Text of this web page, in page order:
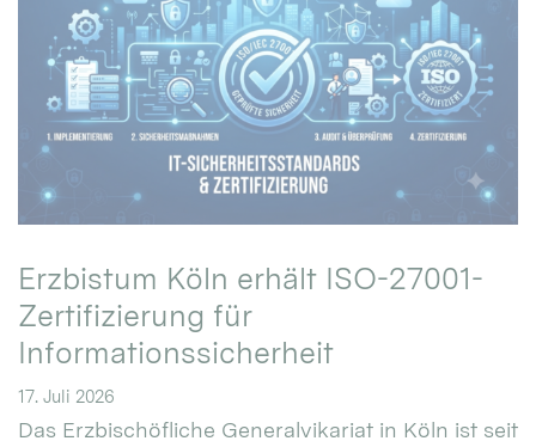
Erzbistum Köln erhält ISO-27001-
Zertifizierung für
Informationssicherheit
17. Juli 2026
Das Erzbischöfliche Generalvikariat in Köln ist seit